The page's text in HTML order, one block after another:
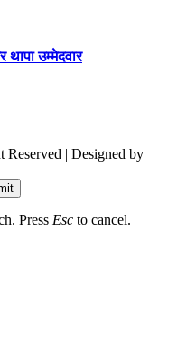
थापा उम्मेदवार
| Designed by
Press Esc to cancel.